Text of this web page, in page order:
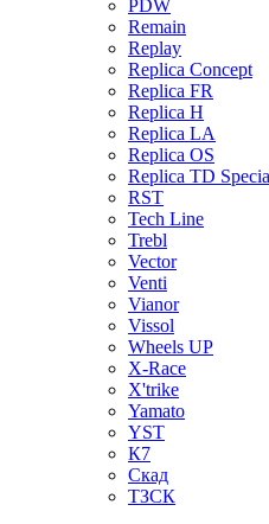
PDW
Remain
Replay
Replica Concept
Replica FR
Replica H
Replica LA
Replica OS
Replica TD
RST
Tech Line
Trebl
Vector
Venti
Vianor
Vissol
Wheels UP
X-Race
X'trike
Yamato
YST
К7
Скад
ТЗСК